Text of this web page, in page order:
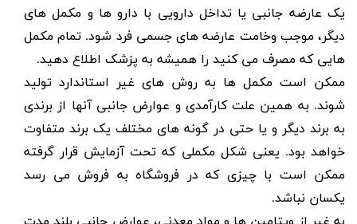
یک عارضه جانبی یا تداخل دارویی با دارو ها و مکمل های
دیگر، موجب وخامت عارضه های جسمی فرد شود. تمام مکمل
هایی که مصرف می کنید را همیشه به پزشک اطلاع دهید.
ممکن است مکمل ها به روش های غیر استاندارد تولید
شوند. به همین علت کارآمدی و عوارض جانبی آنها از برندی
به برند دیگر و یا حتی در گونه های مختلف یک برند متفاوت
خواهد بود. یعنی شکل مکملی که تحت آزمایش قرار گرفته
ممکن است با چیزی که در فروشگاه به فروش می رسد
یکسان نباشد.